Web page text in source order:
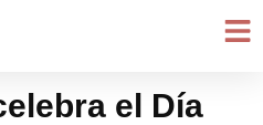
el Día